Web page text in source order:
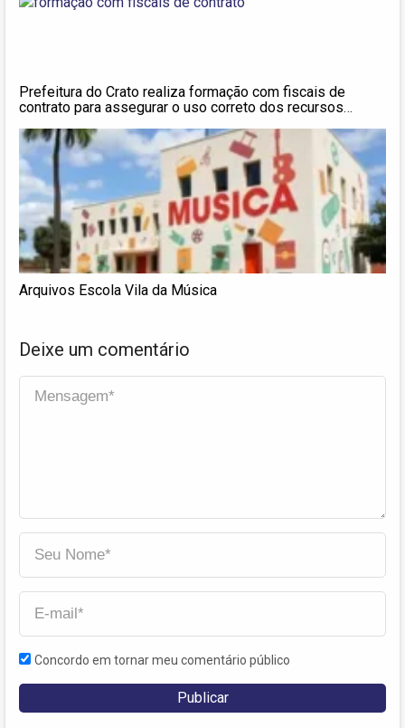
Prefeitura do Crato realiza formação com fiscais de
contrato para assegurar o uso correto dos recursos
Arquivos Escola Vila da Música
Deixe um comentário
Concordo em tornar meu comentário público